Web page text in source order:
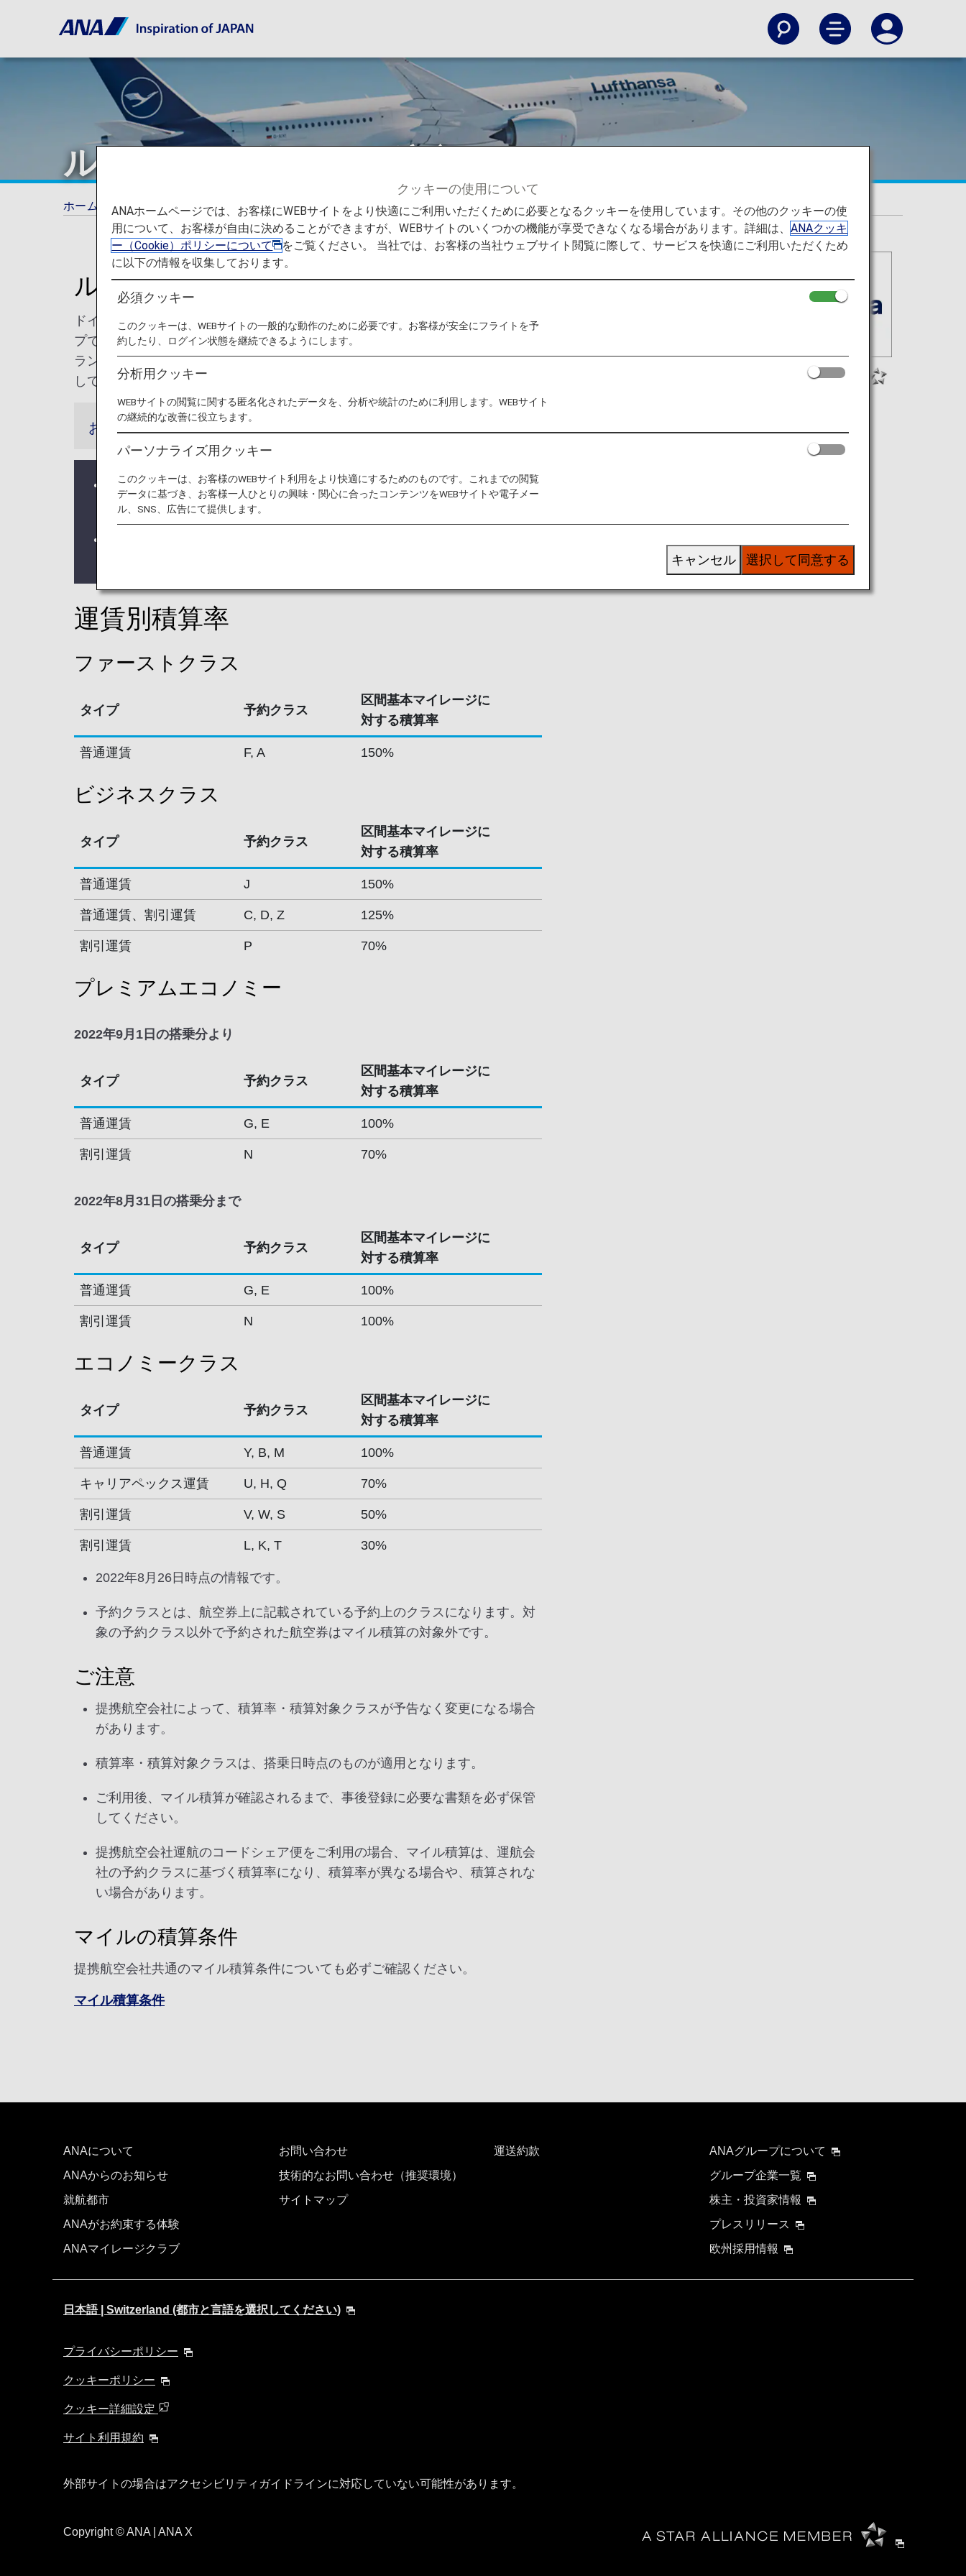
ルフトハンザ ドイツ航空（LH）
ホーム ANAマイレージクラブ 提携航空会社 ルフトハンザ ドイツ航空（LH）
ルフトハンザ ドイツ航空（LH）
ドイツのケルンに本社を持つルフトハンザ ドイツ航空は、ルフトハンザグルー
プで最大の航空会社です。4大陸73カ国の165カ所の目的地へ就航しており、フ
ランクフルト（アム・マイン）、ミュンヘン、デュッセルドルフにハブ空港を有
しています。
お知らせ
ルフトハンザ シティ航空（VL）運航便も2025年11月12日（水）出発分
よりマイル積算対象となります。
運賃別積算率
ファーストクラス
タイプ 予約クラス
区間基本マイレージに
対する積算率
普通運賃 F, A 150%
ビジネスクラス
タイプ 予約クラス
区間基本マイレージに
対する積算率
普通運賃 J 150%
普通運賃、割引運賃 C, D, Z 125%
割引運賃 P 70%
プレミアムエコノミー
2022年9月1日の搭乗分より
タイプ 予約クラス
区間基本マイレージに
対する積算率
普通運賃 G, E 100%
割引運賃 N 70%
2022年8月31日の搭乗分まで
タイプ 予約クラス
区間基本マイレージに
対する積算率
普通運賃 G, E 100%
割引運賃 N 100%
エコノミークラス
タイプ 予約クラス
区間基本マイレージに
対する積算率
普通運賃 Y, B, M 100%
キャリアペックス運賃 U, H, Q 70%
割引運賃 V, W, S 50%
割引運賃 L, K, T 30%
2022年8月26日時点の情報です。
予約クラスとは、航空券上に記載されている予約上のクラスになります。対
象の予約クラス以外で予約された航空券はマイル積算の対象外です。
ご注意
提携航空会社によって、積算率・積算対象クラスが予告なく変更になる場合
があります。
積算率・積算対象クラスは、搭乗日時点のものが適用となります。
ご利用後、マイル積算が確認されるまで、事後登録に必要な書類を必ず保管
してください。
提携航空会社運航のコードシェア便をご利用の場合、マイル積算は、運航会
社の予約クラスに基づく積算率になり、積算率が異なる場合や、積算されな
い場合があります。
マイルの積算条件
提携航空会社共通のマイル積算条件についても必ずご確認ください。
マイル積算条件
ANAについて
ANAからのお知らせ
就航都市
ANAがお約束する体験
ANAマイレージクラブ
お問い合わせ
技術的なお問い合わせ（推奨環境）
サイトマップ
運送約款
ANAグループについて
グループ企業一覧
株主・投資家情報
プレスリリース
欧州採用情報
日本語 | Switzerland (都市と言語を選択してください)
プライバシーポリシー
クッキーポリシー
クッキー詳細設定
サイト利用規約
外部サイトの場合はアクセシビリティガイドラインに対応していない可能性があります。
Copyright© ANA | ANA X
クッキーの使用について
ANAホームページでは、お客様にWEBサイトをより快適にご利用いただくために必要となるクッキーを使用しています。その他のクッキーの使
用について、お客様が自由に決めることができますが、WEBサイトのいくつかの機能が享受できなくなる場合があります。詳細は、ANAクッキ
ー（Cookie）ポリシーについて
をご覧ください。 当社では、お客様の当社ウェブサイト閲覧に際して、サービスを快適にご利用いただくため
に以下の情報を収集しております。
必須クッキー
このクッキーは、WEBサイトの一般的な動作のために必要です。お客様が安全にフライトを予
約したり、ログイン状態を継続できるようにします。
分析用クッキー
WEBサイトの閲覧に関する匿名化されたデータを、分析や統計のために利用します。WEBサイト
の継続的な改善に役立ちます。
パーソナライズ用クッキー
このクッキーは、お客様のWEBサイト利用をより快適にするためのものです。これまでの閲覧
データに基づき、お客様一人ひとりの興味・関心に合ったコンテンツをWEBサイトや電子メー
ル、SNS、広告にて提供します。
選択して同意する
キャンセル